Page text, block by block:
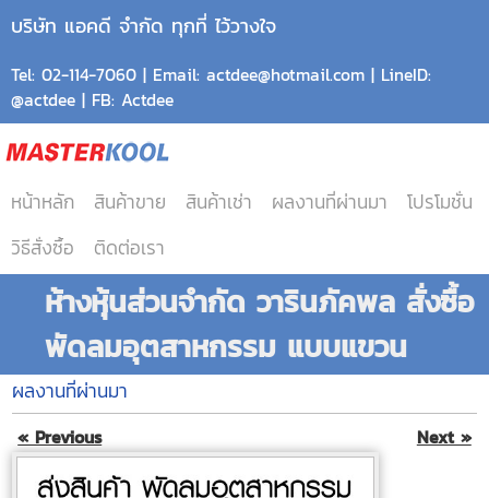
บริษัท แอคดี จำกัด ทุกที่ ไว้วางใจ
Tel: 02-114-7060 | Email: actdee@hotmail.com | LineID:
@actdee | FB: Actdee
หน้าหลัก สินค้าขาย สินค้าเช่า ผลงานที่ผ่านมา
โปรโมชั่น
วิธีสั่งซื้อ
ติดต่อเรา
ห้างหุ้นส่วนจำกัด วารินภัคพล สั่งซื้อ
พัดลมอุตสาหกรรม แบบแขวน
ผลงานที่ผ่านมา
« Previous Next »